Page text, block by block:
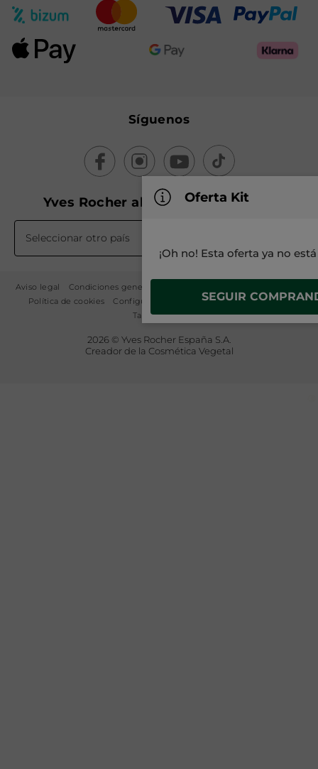
Oferta Kit
¡Oh no! Esta oferta ya no
SEGUIR
Síguenos
Yves Rocher alrededor del mundo
Seleccionar otro país
Aviso legal Condiciones generales de venta
Política de cookies
Configuración de cookies
Mapa del sitio
Tarifa 2026
2026 © Yves Rocher España S.A.
Creador de la Cosmética Vegetal